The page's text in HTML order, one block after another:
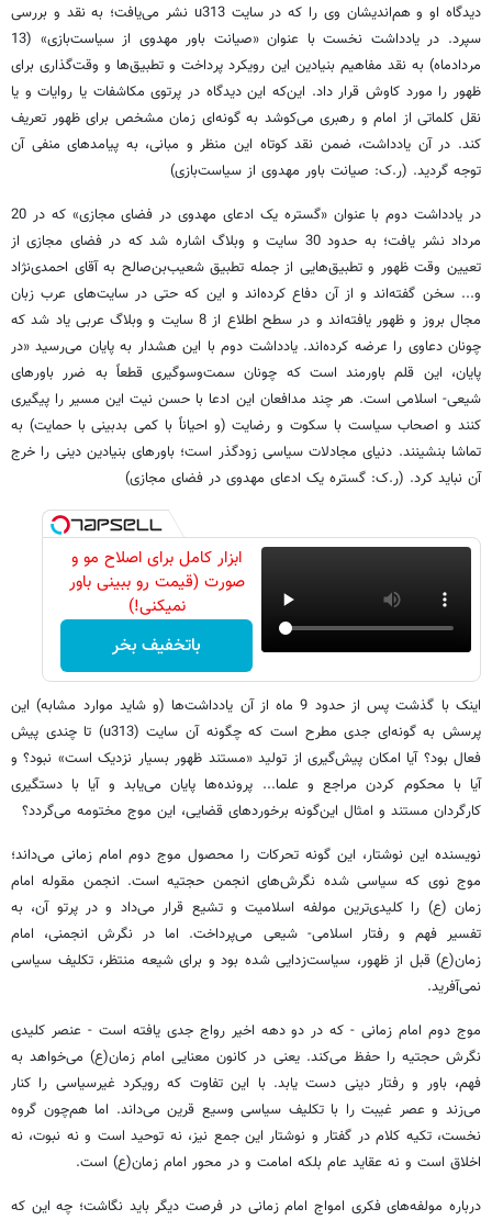
دیدگاه او و هم‌اندیشان وی را که در سایت u313 نشر می‌یافت؛ به نقد و بررسی
سپرد. در یادداشت نخست با عنوان «صیانت باور مهدوی از سیاست‌بازی» (13
مردادماه) به نقد مفاهیم بنیادین این رویکرد پرداخت و تطبیق‌ها و وقت‌گذاری برای
ظهور را مورد کاوش قرار داد. این‌که این دیدگاه در پرتوی مکاشفات یا روایات و یا
نقل کلماتی از امام و رهبری می‌کوشد به گونه‌ای زمان مشخص برای ظهور تعریف
کند. در آن یادداشت، ضمن نقد کوتاه این منظر و مبانی، به پیامدهای منفی آن
توجه گردید. (ر.ک: صیانت باور مهدوی از سیاست‌بازی)
در یادداشت دوم با عنوان «گستره یک ادعای مهدوی در فضای مجازی» که در 20
مرداد نشر یافت؛ به حدود 30 سایت و وبلاگ اشاره شد که در فضای مجازی از
تعیین وقت ظهور و تطبیق‌هایی از جمله تطبیق شعیب‌بن‌صالح به آقای احمدی‌نژاد
و... سخن گفته‌اند و از آن دفاع کرده‌اند و این که حتی در سایت‌های عرب زبان
مجال بروز و ظهور یافته‌اند و در سطح اطلاع از 8 سایت و وبلاگ عربی یاد شد که
چونان دعاوی را عرضه کرده‌اند. یادداشت دوم با این هشدار به پایان می‌رسید «در
پایان، این قلم باورمند است که چونان سمت‌وسوگیری قطعاً به ضرر باورهای
شیعی- اسلامی است. هر چند مدافعان این ادعا با حسن نیت این مسیر را پیگیری
کنند و اصحاب سیاست با سکوت و رضایت (و احیاناً با کمی بدبینی با حمایت) به
تماشا بنشینند. دنیای مجادلات سیاسی زودگذر است؛ باورهای بنیادین دینی را خرج
آن نباید کرد. (ر.ک: گستره یک ادعای مهدوی در فضای مجازی)
ابزار کامل برای اصلاح مو و
صورت (قیمت رو ببینی باور
نمیکنی!)
باتخفیف بخر
اینک با گذشت پس از حدود 9 ماه از آن یادداشت‌ها (و شاید موارد مشابه) این
پرسش به گونه‌ای جدی مطرح است که چگونه آن سایت (u313) تا چندی پیش
فعال بود؟ آیا امکان پیش‌گیری از تولید «مستند ظهور بسیار نزدیک است» نبود؟ و
آیا با محکوم کردن مراجع و علما... پرونده‌ها پایان می‌یابد و آیا با دستگیری
کارگردان مستند و امثال این‌گونه برخوردهای قضایی، این موج مختومه می‌گردد؟
نویسنده این نوشتار، این گونه تحرکات را محصول موج دوم امام زمانی می‌داند؛
موج نوی که سیاسی شده نگرش‌های انجمن حجتیه است. انجمن مقوله امام
زمان (ع) را کلیدی‌ترین مولفه اسلامیت و تشیع قرار می‌داد و در پرتو آن، به
تفسیر فهم و رفتار اسلامی- شیعی می‌پرداخت. اما در نگرش انجمنی، امام
زمان(ع) قبل از ظهور، سیاست‌زدایی شده بود و برای شیعه منتظر، تکلیف سیاسی
نمی‌آفرید.
موج دوم امام زمانی - که در دو دهه اخیر رواج جدی یافته است - عنصر کلیدی
نگرش حجتیه را حفظ می‌کند. یعنی در کانون معنایی امام زمان(ع) می‌خواهد به
فهم، باور و رفتار دینی دست یابد. با این تفاوت که رویکرد غیرسیاسی را کنار
می‌زند و عصر غیبت را با تکلیف سیاسی وسیع قرین می‌داند. اما هم‌چون گروه
نخست، تکیه کلام در گفتار و نوشتار این جمع نیز، نه توحید است و نه نبوت، نه
اخلاق است و نه عقاید عام بلکه امامت و در محور امام زمان(ع) است.
درباره مولفه‌های فکری امواج امام زمانی در فرصت دیگر باید نگاشت؛ چه این که